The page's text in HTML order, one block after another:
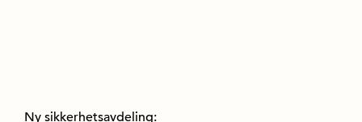
Ny sikkerhetsavdeling: